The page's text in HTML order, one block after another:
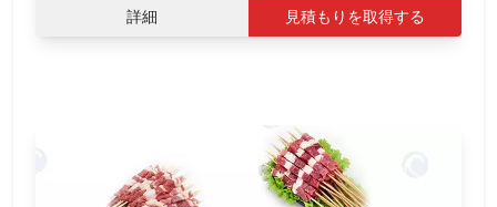
詳細 見積もりを取得する